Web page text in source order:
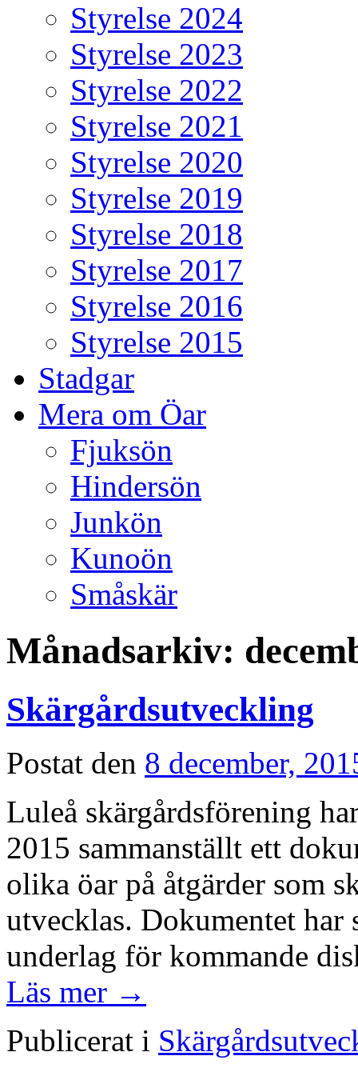
Styrelse 2024
Styrelse 2023
Styrelse 2022
Styrelse 2021
Styrelse 2020
Styrelse 2019
Styrelse 2018
Styrelse 2017
Styrelse 2016
Styrelse 2015
Stadgar
Mera om Öar
Fjuksön
Hindersön
Junkön
Kunoön
Småskär
Månadsarkiv:
Skärgårdsutveckling
Postat den 8 december,
Luleå skärgårdsförening
2015 sammanställt ett
olika öar på åtgärder som
utvecklas. Dokumentet
underlag för kommande
Läs mer →
Publicerat i